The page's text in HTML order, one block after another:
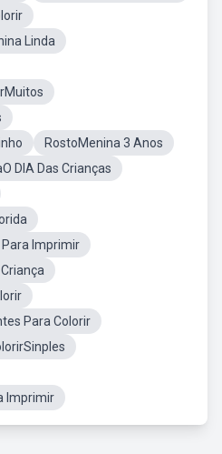
Linda
RostoMenina 3 Anos
DIA Das Crianças
Para Imprimir
Para Colorir
Imprimir